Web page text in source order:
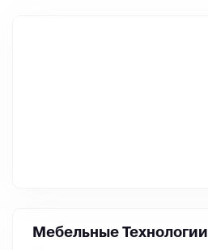
Мебельные Технологии